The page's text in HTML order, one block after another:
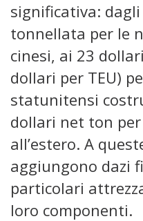
significativa:
tonnellata per le
cinesi, ai 23
dollari per TEU)
statunitensi
dollari net ton
all’estero. A
aggiungono dazi
particolari
loro componenti.